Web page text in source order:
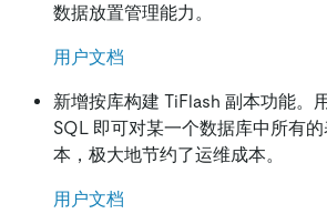
数据放置管理能力。
用户文档
新增按库构建 TiFlash 副本功能。
SQL 即可对某一个数据库中所有
本，极大地节约了运维成本。
用户文档